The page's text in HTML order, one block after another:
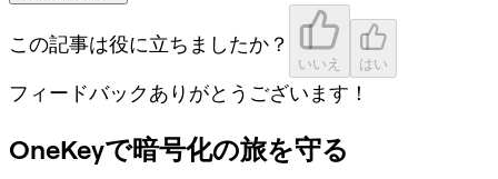
この記事は役に立ちましたか？
いいえ はい
フィードバックありがとうございます！
OneKeyで暗号化の旅を守る